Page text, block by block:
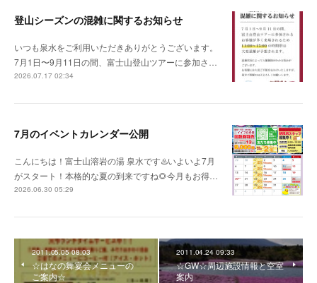
登山シーズンの混雑に関するお知らせ
いつも泉水をご利用いただきありがとうございます。
7月1日〜9月11日の間、富士山登山ツアーに参加さ…
2026.07.17 02:34
7月のイベントカレンダー公開
こんにちは！富士山溶岩の湯 泉水です♨️いよいよ7月
がスタート！本格的な夏の到来ですね🌻今月もお得…
2026.06.30 05:29
2011.05.05 08:03
☆はなの舞宴会メニューの
ご案内☆
2011.04.24 09:33
☆GW☆周辺施設情報と空室
案内